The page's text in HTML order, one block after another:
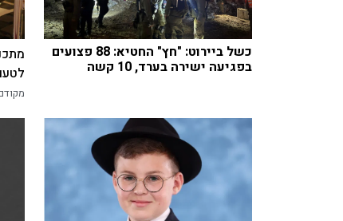
כשל ביירוט: "חץ" החטיא: 88 פצועים
בפגיעה ישירה בערד, 10 קשה